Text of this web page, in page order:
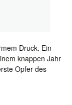
Druck. Ein
knappen Jahr
Opfer des